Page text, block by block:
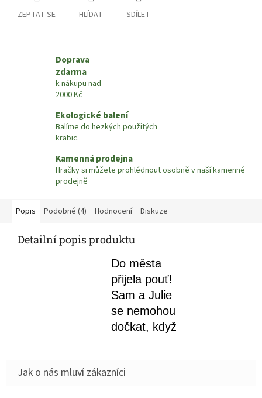
myšek. Ale je tu jeden
peníze. Kde by si tak
ZEPTAT SE HLÍDAT SDÍLET
Doprava
zdarma
k nákupu nad
2000 Kč
Ekologické balení
Balíme do hezkých použitých
krabic.
Kamenná prodejna
Hračky si můžete prohlédnout osobně v naší kamenné
prodejně
Popis Podobné (4) Hodnocení Diskuze
Detailní popis produktu
Do města
přijela pouť!
Sam a Julie
se nemohou
dočkat, když
jednotlivé